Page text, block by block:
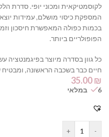
לקוסמטיקאית ומכוני יופי. סדרת
המספקת כיסוי מושלם, עמידות
בכמות כפולה המאפשרת חיסכון
הפופולריים ביותר.
כל גוון בסדרה מיוצר
חיים כבר בשכבה הראשונה,
35.00₪
6 במלאי
-
+